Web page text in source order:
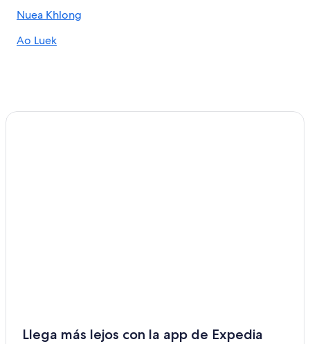
Nuea Khlong
Ao Luek
Llega más lejos con la app de Expedia